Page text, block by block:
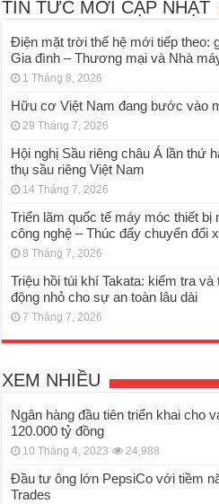
TIN TỨC MỚI CẬP NHẬT
Điện mặt trời thế hệ mới tiếp theo:
Gia đình – Thương mại và Nhà
1 Tháng 8, 2026
Hữu cơ Việt Nam đang bước vào
29 Tháng 7, 2026
Hội nghị Sầu riêng châu Á lần thứ
thụ sầu riêng Việt Nam
14 Tháng 7, 2026
Triển lãm quốc tế máy móc thiết
công nghệ – Thúc đẩy chuyển đổi
8 Tháng 7, 2026
Triệu hồi túi khí Takata: kiểm tra
động nhỏ cho sự an toàn lâu dài
7 Tháng 7, 2026
XEM NHIỀU
Ngân hàng đầu tiên triển khai cho
120.000 tỷ đồng
10 Tháng 4, 2023 24,988
Đầu tư ông lớn PepsiCo với tiềm
Trades